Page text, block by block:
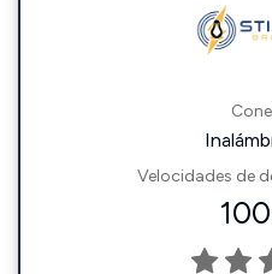
Velocidades de
100